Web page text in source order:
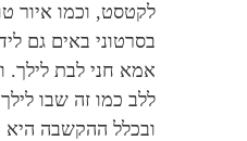
לקטסט, וכמו איור
בסרטוני באים גם
אמא חני לבת לילך.
ללב כמו זה שבו
ובכלל ההקשבה היא